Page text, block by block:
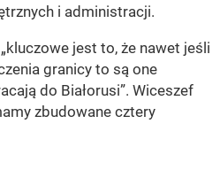
i administracji.
jest to, że nawet jeśli
granicy to są one
do Białorusi”. Wiceszef
zbudowane cztery